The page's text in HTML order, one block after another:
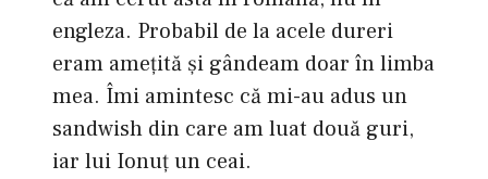
engleza. Probabil de la acele dureri
eram ameţită şi gândeam doar în limba
mea. Îmi amintesc că mi-au adus un
sandwish din care am luat două guri,
iar lui Ionuţ un ceai.